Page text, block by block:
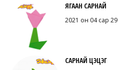
ЯГААН САРНАЙ
2021 он 04 сар 29
САРНАЙ ЦЭЦЭГ